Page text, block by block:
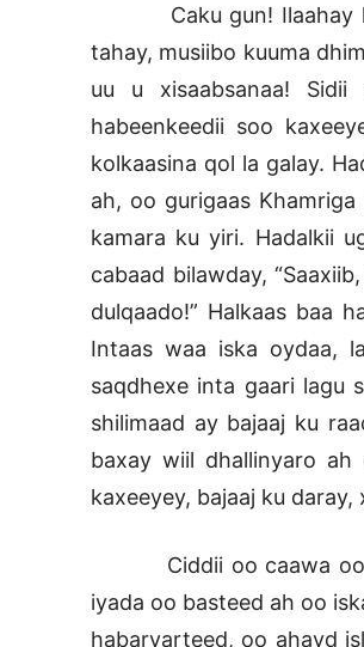
Caku gun! Ilaahay
tahay, musiibo kuuma
uu u xisaabsanaa! Sidii
habeenkeedii soo
kolkaasina qol la galay.
ah, oo gurigaas
kamara ku yiri. Hadalkii
cabaad bilawday,
dulqaado!” Halkaas baa
Intaas waa iska oydaa,
saqdhexe inta gaari lagu
shilimaad ay bajaaj ku
baxay wiil dhallinyaro
kaxeeyey, bajaaj ku daray,
Ciddii oo caawa oo
iyada oo basteed ah oo
habaryarteed, oo ahayd